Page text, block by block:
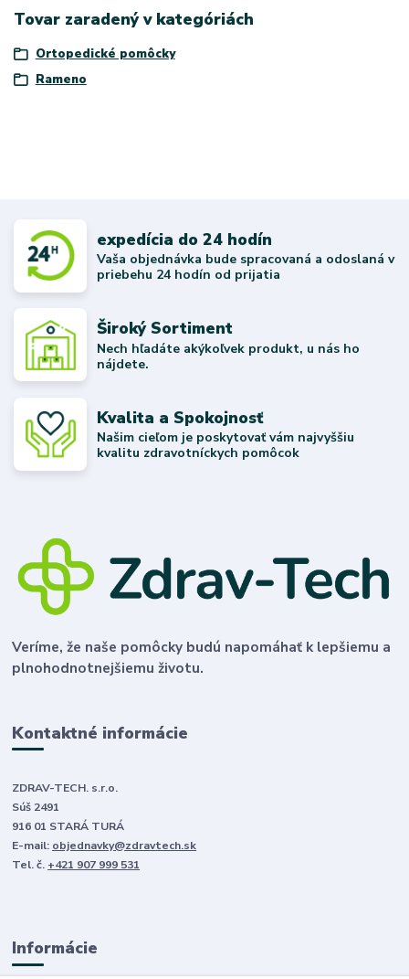
Tovar zaradený v kategóriách
Ortopedické pomôcky
Rameno
expedícia do 24 hodín
Vaša objednávka bude spracovaná a odoslaná v
priebehu 24 hodín od prijatia
Široký Sortiment
Nech hľadáte akýkoľvek produkt, u nás ho
nájdete.
Kvalita a Spokojnosť
Našim cieľom je poskytovať vám najvyššiu
kvalitu zdravotníckych pomôcok
Veríme, že naše pomôcky budú napomáhať k lepšiemu a
plnohodnotnejšiemu životu.
Kontaktné informácie
ZDRAV-TECH. s.r.o.
Súš 2491
916 01 STARÁ TURÁ
E-mail: objednavky@zdravtech.sk
Tel. č. +421 907 999 531
Informácie